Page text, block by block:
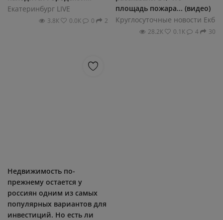
Екатеринбург LIVE
3.8К 0.0К 0 2
площадь пожара... (видео)
Круглосуточные новости Екб
28.2К 0.1К 4 30
Недвижимость по-
прежнему остается у
россиян одним из самых
популярных вариантов для
инвестиций. Но есть ли